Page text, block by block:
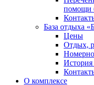
помощи
База отдыха
Цены
Отдых,
История
О комплексе